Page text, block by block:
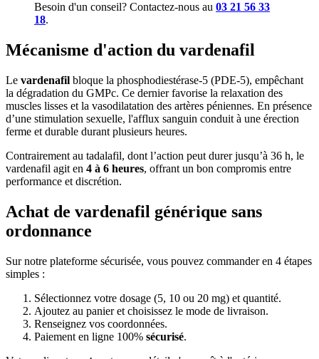
Besoin d'un conseil? Contactez-nous au 03 21 56 33
18.
Mécanisme d'action du vardenafil
Le vardenafil bloque la phosphodiestérase-5 (PDE-5), empêchant
la dégradation du GMPc. Ce dernier favorise la relaxation des
muscles lisses et la vasodilatation des artères péniennes. En présence
d’une stimulation sexuelle, l'afflux sanguin conduit à une érection
ferme et durable durant plusieurs heures.
Contrairement au tadalafil, dont l’action peut durer jusqu’à 36 h, le
vardenafil agit en 4 à 6 heures, offrant un bon compromis entre
performance et discrétion.
Achat de vardenafil générique sans
ordonnance
Sur notre plateforme sécurisée, vous pouvez commander en 4 étapes
simples :
Sélectionnez votre dosage (5, 10 ou 20 mg) et quantité.
Ajoutez au panier et choisissez le mode de livraison.
Renseignez vos coordonnées.
Paiement en ligne 100% sécurisé.